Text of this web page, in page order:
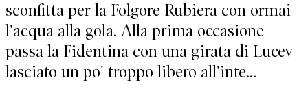
sconfitta per la Folgore Rubiera con ormai
l'acqua alla gola. Alla prima occasione
passa la Fidentina con una girata di Lucev
lasciato un po' troppo libero all'inte...